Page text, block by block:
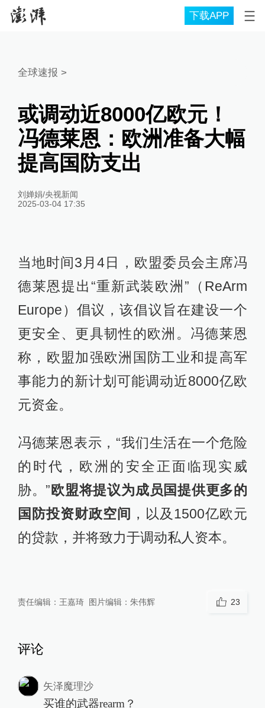
下载APP
全球速报 >
或调动近8000亿欧元！
冯德莱恩：欧洲准备大幅
提高国防支出
刘婵娟/央视新闻
2025-03-04 17:35
当地时间3月4日，欧盟委员会主席冯
德莱恩提出“重新武装欧洲”（ReArm
Europe）倡议，该倡议旨在建设一个
更安全、更具韧性的欧洲。冯德莱恩
称，欧盟加强欧洲国防工业和提高军
事能力的新计划可能调动近8000亿欧
元资金。
冯德莱恩表示，“我们生活在一个危险
的时代，欧洲的安全正面临现实威
胁。” 欧盟将提议为成员国提供更多的
国防投资财政空间 ，以及1500亿欧元
的贷款，并将致力于调动私人资本。
责任编辑： 王嘉琦 图片编辑： 朱伟辉 23
评论
矢泽魔理沙
买谁的武器rearm？